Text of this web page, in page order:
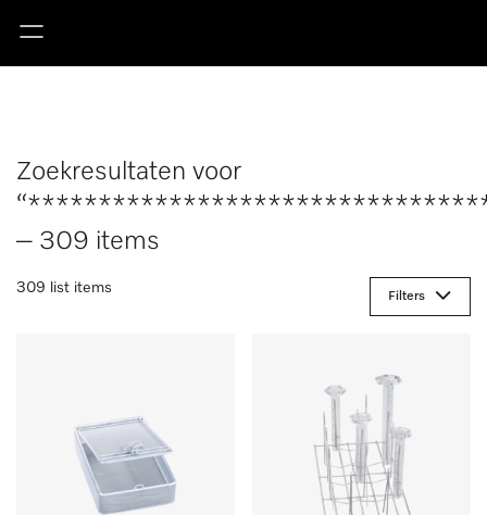
Zoekresultaten voor
– 309 items
309 list items
Filters